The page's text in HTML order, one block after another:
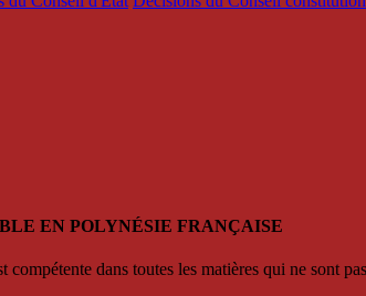
EN POLYNÉSIE FRANÇAISE
compétente dans toutes les matières qui ne sont